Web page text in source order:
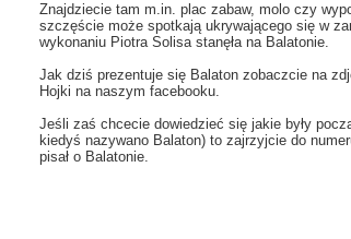
Znajdziecie tam m.in. plac zabaw, molo czy
szczęście może spotkają ukrywającego się w
wykonaniu Piotra Solisa stanęła na Balatonie.
Jak dziś prezentuje się Balaton zobaczcie na
Hojki na naszym facebooku.
Jeśli zaś chcecie dowiedzieć się jakie były
kiedyś nazywano Balaton) to zajrzyjcie do
pisał o Balatonie.